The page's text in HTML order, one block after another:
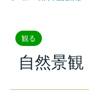
観る
自然景